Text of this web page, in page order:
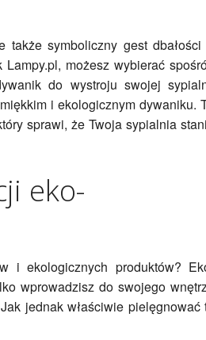
symboliczny gest
możesz wybierać
do wystroju swojej
i ekologicznym dywaniku.
sprawi, że Twoja sypialnia
eko-
i ekologicznych produktów?
wprowadzisz do swojego
jednak właściwie pielęgnować